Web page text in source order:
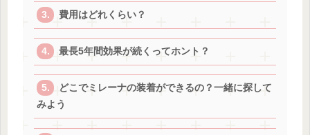
費用はどれくらい？
最長5年間効果が続くってホント？
どこでミレーナの装着ができるの？一緒に探して
みよう